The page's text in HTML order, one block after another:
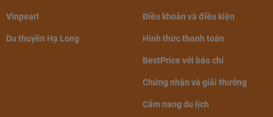
Vinpearl
Du thuyền Hạ Long
Điều khoản và điều kiện
Hình thức thanh toán
BestPrice với báo chí
Chứng nhận và giải thưởng
Cẩm nang du lịch